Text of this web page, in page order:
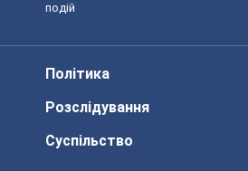
подій
Політика
Розслідування
Суспільство